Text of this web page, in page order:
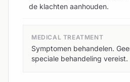
de klachten aanhouden.
MEDICAL TREATMENT
Symptomen behandelen.
speciale behandeling vereist.